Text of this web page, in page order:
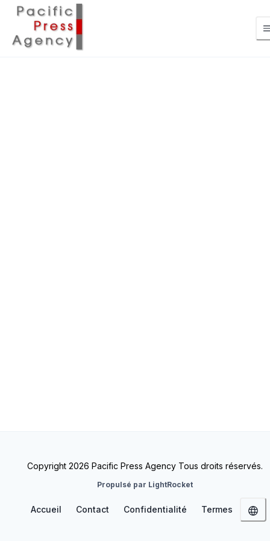
Copyright 2026 Pacific Press Agency Tous droits réservés.
Propulsé par LightRocket
Accueil Contact Confidentialité Termes